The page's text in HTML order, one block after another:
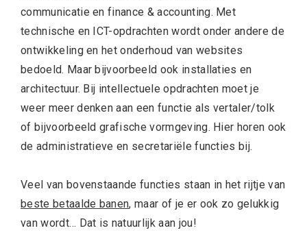
communicatie en finance & accounting. Met
technische en ICT-opdrachten wordt onder andere de
ontwikkeling en het onderhoud van websites
bedoeld. Maar bijvoorbeeld ook installaties en
architectuur. Bij intellectuele opdrachten moet je
weer meer denken aan een functie als vertaler/tolk
of bijvoorbeeld grafische vormgeving. Hier horen ook
de administratieve en secretariële functies bij.
Veel van bovenstaande functies staan in het rijtje van
beste betaalde banen, maar of je er ook zo gelukkig
van wordt… Dat is natuurlijk aan jou!